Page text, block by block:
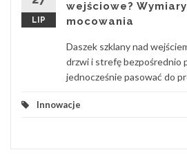
LIP
wejściowe?
mocowania
Daszek szklany nad
drzwi i strefę bezpośrednio
jednocześnie pasować do
Innowacje